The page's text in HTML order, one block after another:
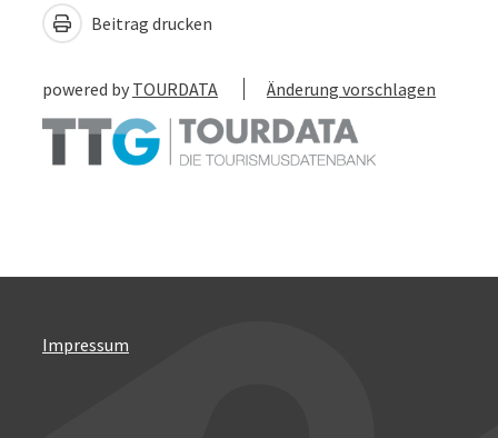
Beitrag drucken
powered by TOURDATA Änderung vorschlagen
Impressum